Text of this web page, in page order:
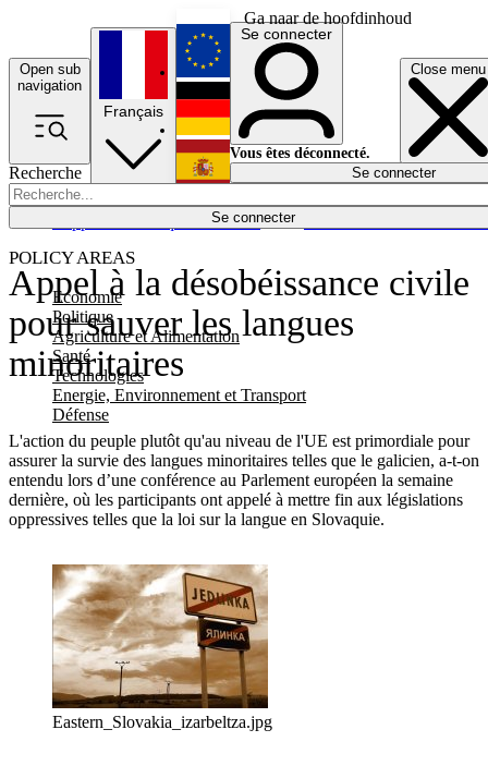
Ga naar de hoofdinhoud
Open sub
navigation
Close menu
Recherche
Se connecter
POLICY AREAS
Economie
Politique
Agriculture et Alimentation
Santé
Technologies
Energie, Environnement et Transport
Défense
Économie
Français
English
Deutsch
Español
Se connecter
Vous êtes déconnecté.
Se connecter
Appel à la désobéissance civile
pour sauver les langues
minoritaires
L'action du peuple plutôt qu'au niveau de l'UE est primordiale pour
assurer la survie des langues minoritaires telles que le galicien, a-t-on
entendu lors d’une conférence au Parlement européen la semaine
dernière, où les participants ont appelé à mettre fin aux législations
oppressives telles que la loi sur la langue en Slovaquie.
Eastern_Slovakia_izarbeltza.jpg